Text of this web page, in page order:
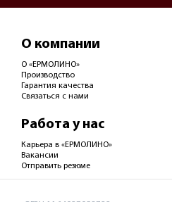
О компании
О «ЕРМОЛИНО»
Производство
Гарантия качества
Связаться с нами
Работа у нас
Карьера в «ЕРМОЛИНО»
Вакансии
Отправить резюме